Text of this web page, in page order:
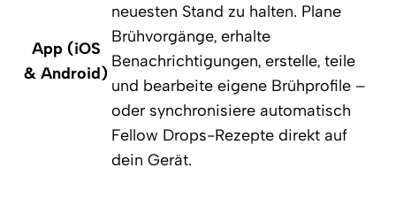
App (iOS
& Android)
neuesten Stand zu halten. Plane
Brühvorgänge, erhalte
Benachrichtigungen, erstelle, teile
und bearbeite eigene Brühprofile –
oder synchronisiere automatisch
Fellow Drops-Rezepte direkt auf
dein Gerät.